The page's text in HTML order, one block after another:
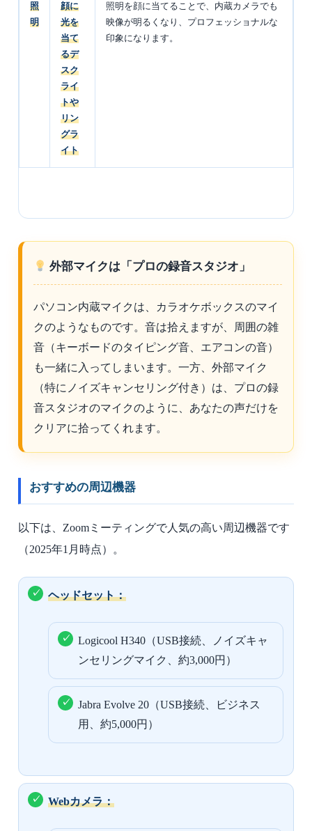
照
明
顔に
光を
当て
るデ
スク
ライ
トや
リン
グラ
イト
照明を顔に当てることで、内蔵カメラでも
映像が明るくなり、プロフェッショナルな
印象になります。
外部マイクは「プロの録音スタジオ」
パソコン内蔵マイクは、カラオケボックスのマイ
クのようなものです。音は拾えますが、周囲の雑
音（キーボードのタイピング音、エアコンの音）
も一緒に入ってしまいます。一方、外部マイク
（特にノイズキャンセリング付き）は、プロの録
音スタジオのマイクのように、あなたの声だけを
クリアに拾ってくれます。
おすすめの周辺機器
以下は、Zoomミーティングで人気の高い周辺機器です
（2025年1月時点）。
ヘッドセット：
Logicool H340（USB接続、ノイズキャ
ンセリングマイク、約3,000円）
Jabra Evolve 20（USB接続、ビジネス
用、約5,000円）
Webカメラ：